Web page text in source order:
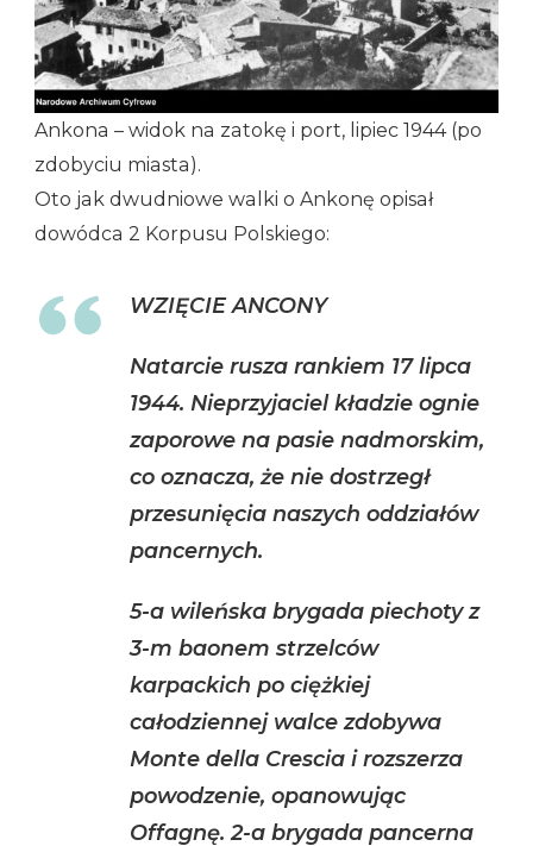
Ankona – widok na zatokę i port, lipiec 1944 (po
zdobyciu miasta).
Oto jak dwudniowe walki o Ankonę opisał
dowódca 2 Korpusu Polskiego:
WZIĘCIE ANCONY
Natarcie rusza rankiem 17 lipca
1944. Nieprzyjaciel kładzie ognie
zaporowe na pasie nadmorskim,
co oznacza, że nie dostrzegł
przesunięcia naszych oddziałów
pancernych.
5-a wileńska brygada piechoty z
3-m baonem strzelców
karpackich po ciężkiej
całodziennej walce zdobywa
Monte della Crescia i rozszerza
powodzenie, opanowując
Offagnę. 2-a brygada pancerna